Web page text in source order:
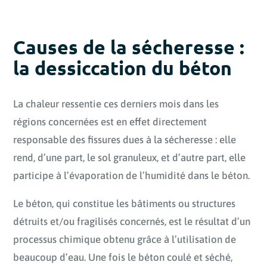
Causes de la sécheresse :
la dessiccation du béton
La chaleur ressentie ces derniers mois dans les
régions concernées est en effet directement
responsable des fissures dues à la sécheresse : elle
rend, d’une part, le sol granuleux, et d’autre part, elle
participe à l’évaporation de l’humidité dans le béton.
Le béton, qui constitue les bâtiments ou structures
détruits et/ou fragilisés concernés, est le résultat d’un
processus chimique obtenu grâce à l’utilisation de
beaucoup d’eau. Une fois le béton coulé et séché,